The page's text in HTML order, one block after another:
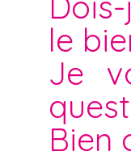
le
Je
Bien